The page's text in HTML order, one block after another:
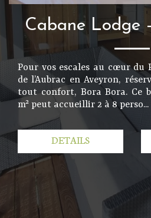
Cabane Lodge
Pour vos escales au cœur du
de l’Aubrac en Aveyron,
tout confort, Bora Bora. Ce
m² peut accueillir 2 à 8 perso...
DETAILS